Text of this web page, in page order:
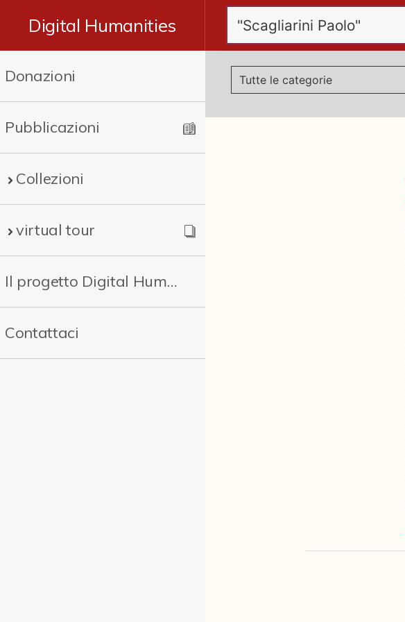
Digital Humanities
Donazioni
Pubblicazioni
Collezioni
virtual tour
Il progetto Digital Humanities
Contattaci